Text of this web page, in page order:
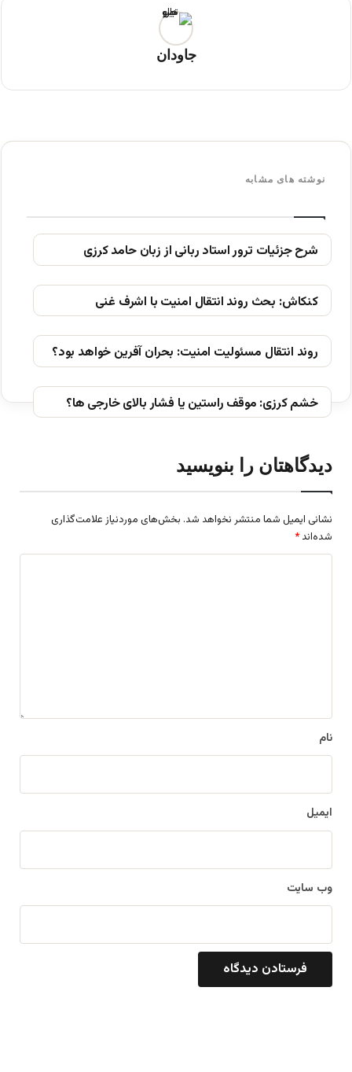
جاودان
نوشته های مشابه
شرح جزئیات ترور استاد ربانی از زبان حامد کرزی
کنکاش: بحث روند انتقال امنیت با اشرف غنی
روند انتقال مسئولیت امنیت: بحران آفرین خواهد بود؟
خشم کرزی: موقف راستین یا فشار بالای خارجی ها؟
دیدگاهتان را بنویسید
نشانی ایمیل شما منتشر نخواهد شد. بخش‌های موردنیاز علامت‌گذاری
شده‌اند *
نام
ایمیل
وب‌ سایت